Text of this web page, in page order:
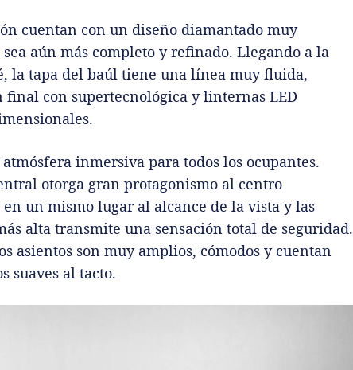
cuentan con un diseño diamantado muy
aún más completo y refinado. Llegando a la
la tapa del baúl tiene una línea muy fluida,
con supertecnológica y linternas LED
inmersiva para todos los ocupantes.
otorga gran protagonismo al centro
un mismo lugar al alcance de la vista y las
alta transmite una sensación total de seguridad.
asientos son muy amplios, cómodos y cuentan
suaves al tacto.